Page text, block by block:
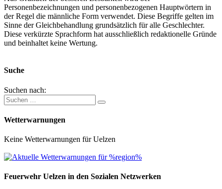
Personenbezeichnungen und personenbezogenen Hauptwörtern in
der Regel die männliche Form verwendet. Diese Begriffe gelten im
Sinne der Gleichbehandlung grundsätzlich für alle Geschlechter.
Diese verkürzte Sprachform hat ausschließlich redaktionelle Gründe
und beinhaltet keine Wertung.
Suche
Suchen nach:
Wetterwarnungen
Keine Wetterwarnungen für Uelzen
Feuerwehr Uelzen in den Sozialen Netzwerken